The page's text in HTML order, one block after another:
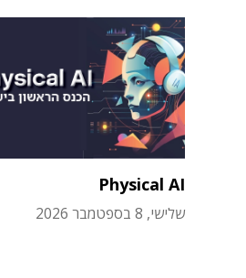
Physical AI
שלישי, 8 בספטמבר 2026